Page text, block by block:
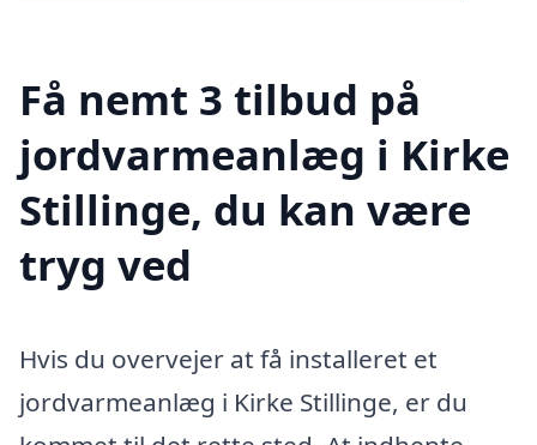
Få nemt 3 tilbud på
jordvarmeanlæg i Kirke
Stillinge, du kan være
tryg ved
Hvis du overvejer at få installeret et
jordvarmeanlæg i Kirke Stillinge, er du